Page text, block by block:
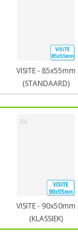
VISITE - 85x55mm
(STANDAARD)
VISITE - 90x50mm
(KLASSIEK)